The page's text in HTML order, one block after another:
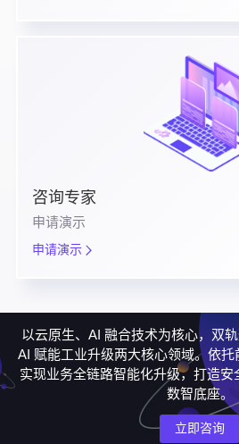
咨询专家
申请演示
申请演示
以云原生、AI 融合技术为核心，双
AI 赋能工业升级两大核心领域。依
实现业务全链路智能化升级，打造
数智底座。
立即咨询